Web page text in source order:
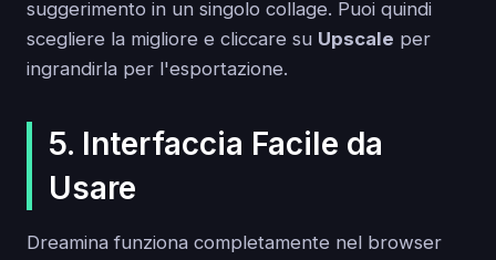
suggerimento in un singolo collage. Puoi quindi
scegliere la migliore e cliccare su Upscale per
ingrandirla per l'esportazione.
5. Interfaccia Facile da
Usare
Dreamina funziona completamente nel browser